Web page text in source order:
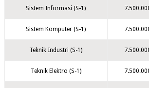
Sistem Informasi (S-1)
Sistem Komputer (S-1)
Teknik Industri (S-1)
Teknik Elektro (S-1)